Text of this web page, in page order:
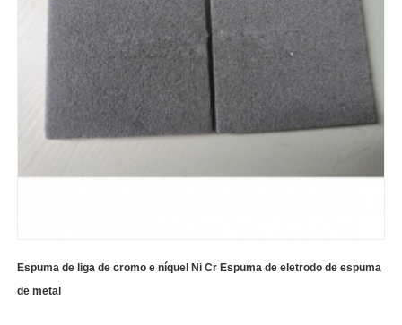
Espuma de liga de cromo e níquel Ni Cr Espuma de eletrodo de espuma
de metal